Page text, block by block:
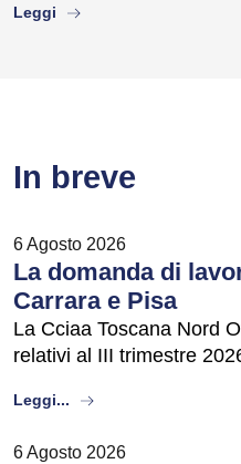
Leggi about
In breve
6 Agosto 2026
La domanda di
Carrara e Pisa
La Cciaa Toscana Nord
relativi al III trimestre
Leggi... about
6 Agosto 2026